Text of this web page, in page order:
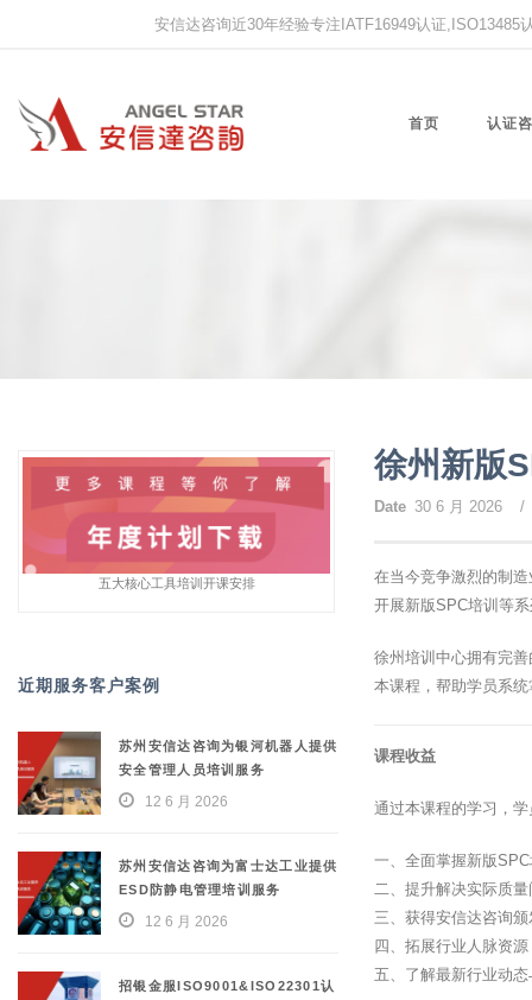
安信达咨询近30年经验专注IATF16949认证
首页 认证
徐州新版
Date 30 6 月 2026 /
在当今竞争激烈的制
开展新版SPC培训等
徐州培训中心拥有完
本课程，帮助学员系
课程收益
通过本课程的学习，
一、全面掌握新版
二、提升解决实际质
三、获得安信达咨询
四、拓展行业人脉资
五、了解最新行业动
五大核心工具培训开课安排
近期服务客户案例
苏州安信达咨询为银河机器人提供
安全管理人员培训服务
12 6 月 2026
苏州安信达咨询为富士达工业提供
ESD防静电管理培训服务
12 6 月 2026
招银金服ISO9001&ISO22301认